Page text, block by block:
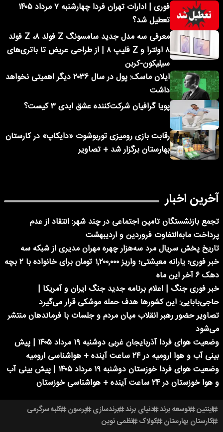
فوری | ادارات تهران فردا چهارشنبه ۷ مرداد ۱۴۰۵
تعطیل شد؟
معرفی سه مدل جدید سامسونگ Z فولد ۸، Z فولد
۸ اولترا و Z فلیپ ۸ | از طراحی عریض تا باتری‌های
سیلیکون-کربن
ایلان ماسک: پول در سال ۲۰۳۶ دیگر اهمیتی نخواهد
داشت
پویا گرافیان شرکت‌کننده عشق ابدی ۳ کیست؟
رقابت بازی رومیزی توربوشوت «دایکاپ» در کارستان
بهارستان برگزار شد + تصاویر
آخرین اخبار
تجمع بازنشستگان تامین اجتماعی در چند شهر: انتقاد از عدم
پرداخت مابه‌التفاوت فروردین و اردیبهشت
تاریخ پخش سریال مرد سه‌هزار چهره مهران مدیری از شبکه سه
خبر فوری؛ یارانه معیشتی؛ واریز ۱,۲۰۰,۰۰۰ تومان برای خانواده با ۲ بچه
دهک ۶ آخر این ماه
خبر فوری جنگ | اعلام برنامه جدید جنگ ایران و آمریکا |
حاجی‌بابایی: این کشورها هدف حمله موشکی قرار می‌گیرد
تصاویر حضور رهبر انقلاب میان مردم و جلسات با فرماندهان منتشر
می‌شود
وضعیت هوای فردا آذربایجان غربی دوشنبه ۱۹ مرداد ۱۴۰۵ | پیش
بینی آب و هوا ارومیه در ۲۴ ساعت آینده + هواشناسی ارومیه
وضعیت هوای فردا خوزستان دوشنبه ۱۹ مرداد ۱۴۰۵ | پیش بینی آب
و هوا خوزستان در ۲۴ ساعت آینده + هواشناسی خوزستان
اینتین توسعه برند دنیای برند برندسازی پرسون کلبه سرگرمی
کارستان بهارستان کولاک نظمی نوین